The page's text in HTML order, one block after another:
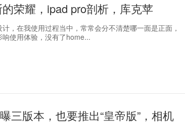
荣耀，ipad pro剖析，库克苹
，在我使用过程当中，常常会分不清楚哪一面是正面，
使用体验，没有了home...
三版本，也要推出“皇帝版”，相机